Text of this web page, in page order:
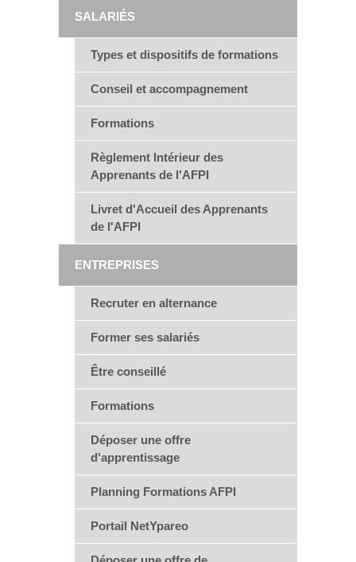
SALARIÉS
Types et dispositifs de formations
Conseil et accompagnement
Formations
Règlement Intérieur des
Apprenants de l'AFPI
Livret d'Accueil des Apprenants
de l'AFPI
ENTREPRISES
Recruter en alternance
Former ses salariés
Être conseillé
Formations
Déposer une offre
d'apprentissage
Planning Formations AFPI
Portail NetYpareo